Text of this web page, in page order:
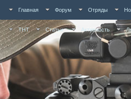
Главная Форум Отряды
ТНТ Статьи Активность